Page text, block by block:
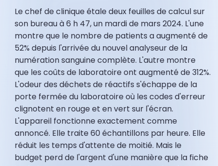
Le chef de clinique étale deux feuilles de calcul sur
son bureau à 6 h 47, un mardi de mars 2024. L'une
montre que le nombre de patients a augmenté de
52% depuis l'arrivée du nouvel analyseur de la
numération sanguine complète. L'autre montre
que les coûts de laboratoire ont augmenté de 312%.
L'odeur des déchets de réactifs s'échappe de la
porte fermée du laboratoire où les codes d'erreur
clignotent en rouge et en vert sur l'écran.
L'appareil fonctionne exactement comme
annoncé. Elle traite 60 échantillons par heure. Elle
réduit les temps d'attente de moitié. Mais le
budget perd de l'argent d'une manière que la fiche